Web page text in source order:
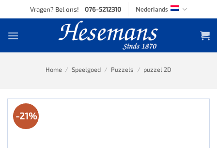
to
Vragen? Bel ons! 076-5212310 Nederlands
Home / Speelgoed / Puzzels / puzzel 2D
-21%